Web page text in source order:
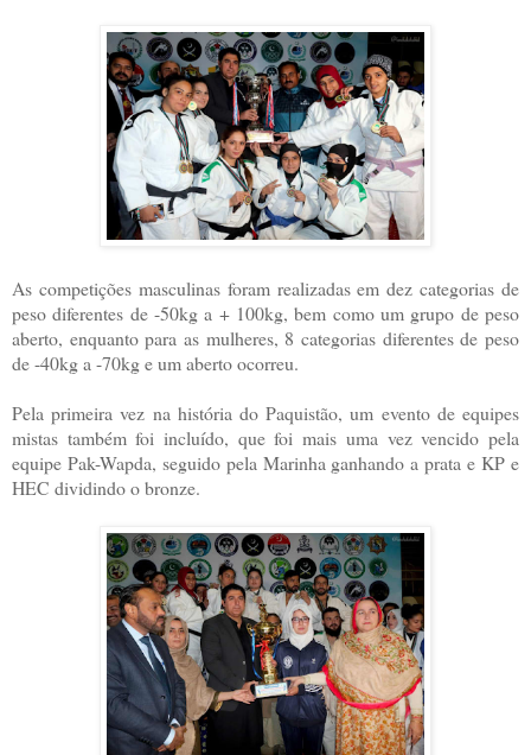
As competições masculinas foram realizadas em dez categorias de
peso diferentes de -50kg a + 100kg, bem como um grupo de peso
aberto, enquanto para as mulheres, 8 categorias diferentes de peso
de -40kg a -70kg e um aberto ocorreu.
Pela primeira vez na história do Paquistão, um evento de equipes
mistas também foi incluído, que foi mais uma vez vencido pela
equipe Pak-Wapda, seguido pela Marinha ganhando a prata e KP e
HEC dividindo o bronze.